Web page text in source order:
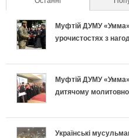
и
Муфтій ДУМУ
урочистостях з
Муфтій ДУМУ «Умма»
дитячому
Українські